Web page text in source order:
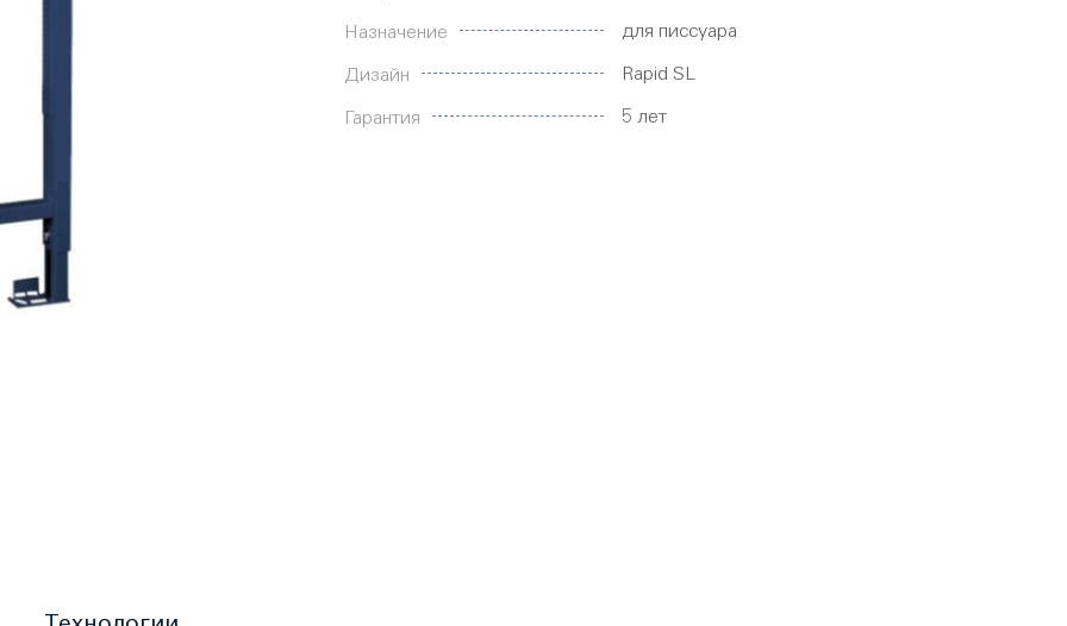
Назначение для писсуара
Дизайн Rapid SL
Гарантия 5 лет